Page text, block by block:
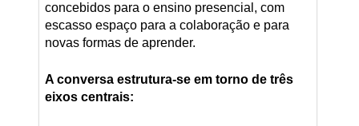
concebidos para o ensino presencial, com
escasso espaço para a colaboração e para
novas formas de aprender.
A conversa estrutura-se em torno de três
eixos centrais: